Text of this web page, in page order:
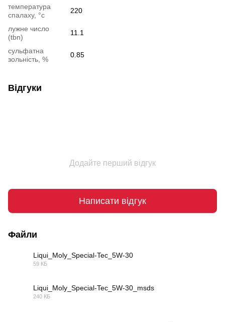
температура
спалаху, °c
220
лужне число
(tbn)
11.1
сульфатна
зольність, %
0.85
Відгуки
Додайте перший відгук
Написати відгук
Файли
Liqui_Moly_Special-Tec_5W-30
59 КБ
Liqui_Moly_Special-Tec_5W-30_msds
240 КБ